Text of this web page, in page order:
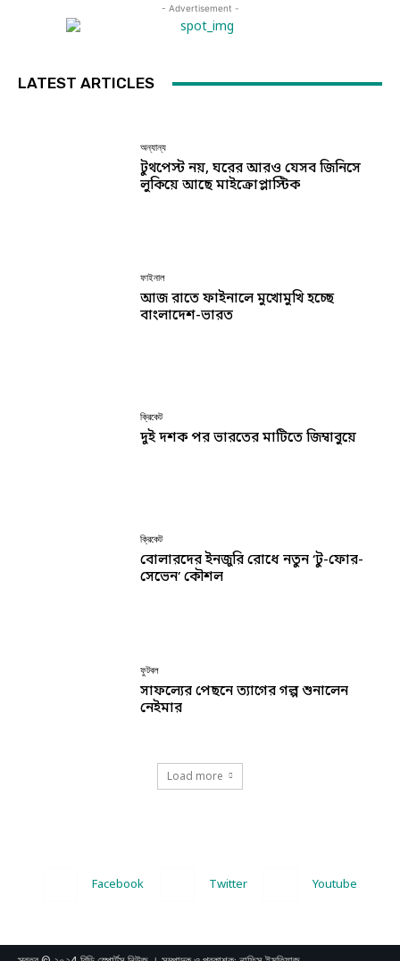
- Advertisement -
LATEST ARTICLES
অন্যান্য
টুথপেস্ট নয়, ঘরের আরও যেসব জিনিসে
লুকিয়ে আছে মাইক্রোপ্লাস্টিক
ফাইনাল
আজ রাতে ফাইনালে মুখোমুখি হচ্ছে
বাংলাদেশ-ভারত
ক্রিকেট
দুই দশক পর ভারতের মাটিতে জিম্বাবুয়ে
ক্রিকেট
বোলারদের ইনজুরি রোধে নতুন ‘টু-ফোর-
সেভেন’ কৌশল
ফুটবল
সাফল্যের পেছনে ত্যাগের গল্প শুনালেন
নেইমার
Load more
Facebook Twitter Youtube